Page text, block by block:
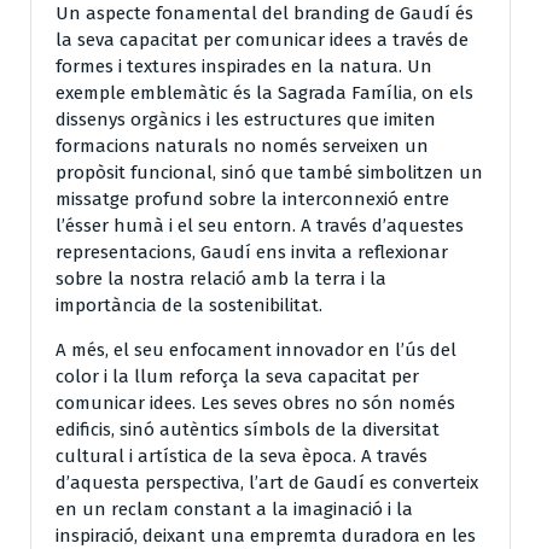
Un aspecte fonamental del branding de Gaudí és
la seva capacitat per comunicar idees a través de
formes i textures inspirades en la natura. Un
exemple emblemàtic és la Sagrada Família, on els
dissenys orgànics i les estructures que imiten
formacions naturals no només serveixen un
propòsit funcional, sinó que també simbolitzen un
missatge profund sobre la interconnexió entre
l’ésser humà i el seu entorn. A través d’aquestes
representacions, Gaudí ens invita a reflexionar
sobre la nostra relació amb la terra i la
importància de la sostenibilitat.
A més, el seu enfocament innovador en l’ús del
color i la llum reforça la seva capacitat per
comunicar idees. Les seves obres no són només
edificis, sinó autèntics símbols de la diversitat
cultural i artística de la seva època. A través
d’aquesta perspectiva, l’art de Gaudí es converteix
en un reclam constant a la imaginació i la
inspiració, deixant una empremta duradora en les